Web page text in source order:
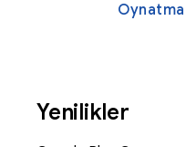
Yenilikler